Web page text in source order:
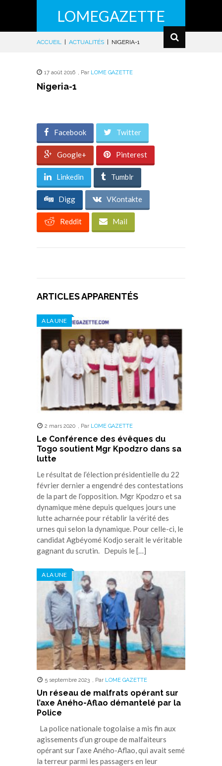
LOMEGAZETTE
ACCUEIL ACTUALITÉS NIGERIA-1
17 août 2016 , Par LOME GAZETTE
Nigeria-1
Facebook Twitter
Google+ Pinterest
Linkedin Tumblr
Digg VKontakte
Reddit Mail
ARTICLES APPARENTÉS
A LA UNE
2 mars 2020 , Par LOME GAZETTE
Le Conférence des évêques du
Togo soutient Mgr Kpodzro dans sa
lutte
Le résultat de l’élection présidentielle du 22
février dernier a engendré des contestations
de la part de l’opposition. Mgr Kpodzro et sa
dynamique mène depuis quelques jours une
lutte acharnée pour rétablir la vérité des
urnes qui selon la dynamique. Pour celle-ci, le
candidat Agbéyomé Kodjo serait le véritable
gagnant du scrutin. Depuis le […]
A LA UNE
5 septembre 2023 , Par LOME GAZETTE
Un réseau de malfrats opérant sur
l’axe Aného-Aflao démantelé par la
Police
La police nationale togolaise a mis fin aux
agissements d’un groupe de malfaiteurs
opérant sur l’axe Aného-Aflao, qui avait semé
la terreur parmi les passagers en leur